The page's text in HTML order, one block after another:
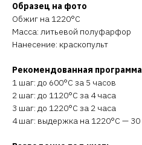
Образец на фото
Обжиг на 1220°C
Масса: литьевой полуфарфор
Нанесение: краскопульт
Рекомендованная
1 шаг: до 600°C за 5 часов
2 шаг: до 1120°C за 4 часа
3 шаг: до 1220°C за 2 часа
4 шаг: выдержка на 1220°C — 30